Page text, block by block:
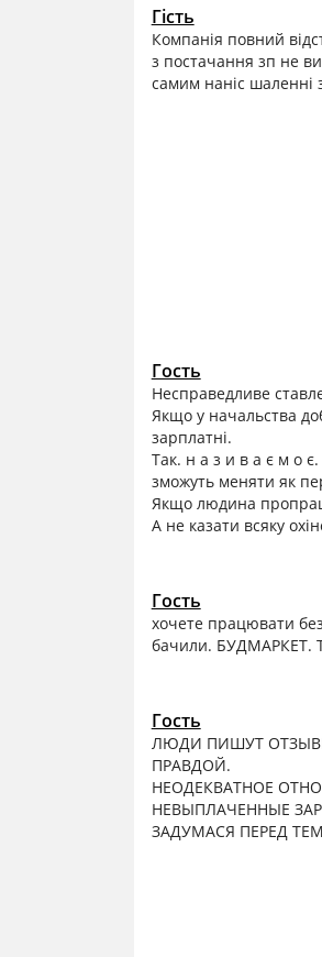
Гість
Компанія повний
з постачання зп не
самим наніс шаленні
Гость
Несправедливе
Якщо у начальства
зарплатні.
Так. н а з и в а є м о
зможуть меняти як
Якщо людина
А не казати всяку
Гость
хочете працювати
бачили. БУДМАРКЕТ.
Гость
ЛЮДИ ПИШУТ
ПРАВДОЙ.
НЕОДЕКВАТНОЕ
НЕВЫПЛАЧЕННЫЕ
ЗАДУМАСЯ ПЕРЕД